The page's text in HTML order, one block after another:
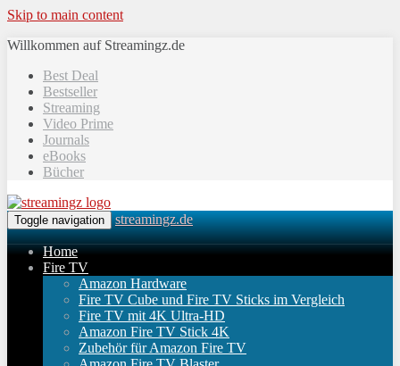
Skip to main content
Willkommen auf Streamingz.de
Best Deal
Bestseller
Streaming
Video Prime
Journals
eBooks
Bücher
Toggle navigation streamingz.de
Home
Fire TV
Amazon Hardware
Fire TV Cube und Fire TV Sticks im Vergleich
Fire TV mit 4K Ultra-HD
Amazon Fire TV Stick 4K
Zubehör für Amazon Fire TV